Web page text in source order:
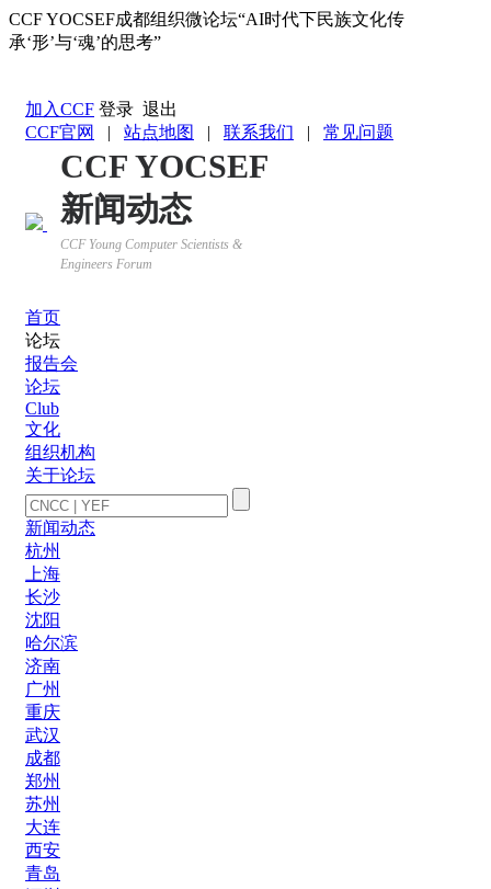
CCF YOCSEF成都组织微论坛“AI时代下民族文化传
承‘形’与‘魂’的思考”
加入CCF 登录 退出
CCF官网
| 站点地图 | 联系我们 | 常见问题
CCF YOCSEF
新闻动态
CCF Young Computer Scientists &
Engineers Forum
首页
论坛
报告会
论坛
Club
文化
组织机构
关于论坛
新闻动态
杭州
上海
长沙
沈阳
哈尔滨
济南
广州
重庆
武汉
成都
郑州
苏州
大连
西安
青岛